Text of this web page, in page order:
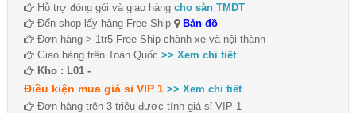
Hỗ trợ đóng gói và giao hàng cho sàn TMDT
Đến shop lấy hàng Free Ship
Bản đồ
Đơn hàng > 1tr5 Free Ship chành xe và nội thành
Giao hàng trên Toàn Quốc >> Xem chi tiết
Kho : L01 -
Điều kiện mua giá sỉ VIP 1 >> Xem chi tiết
Đơn hàng trên 3 triệu được tính giá sỉ VIP 1